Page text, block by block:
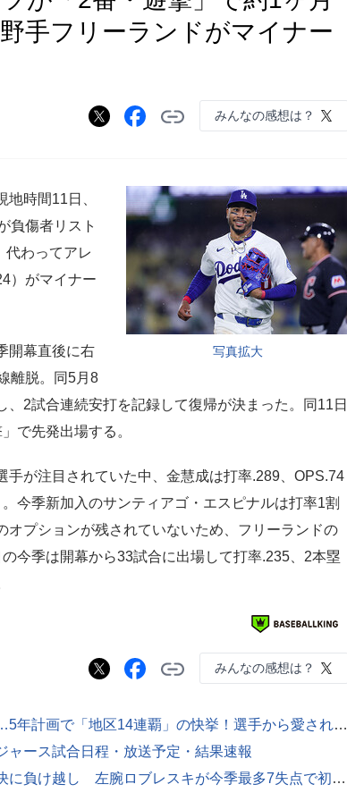
手フリーランドがマイナー
みんなの感想は？
写真拡大
時間11日、
負傷者リスト
代わってアレ
）がマイナー
開幕直後に右
離脱。同5月8
、2試合連続安打を記録して復帰が決まった。同11日
で先発出場する。
が注目されていた中、金慧成は打率.289、OPS.74
今季新加入のサンティアゴ・エスピナルは打率1割
オプションが残されていないため、フリーランドの
今季は開幕から33試合に出場して打率.235、2本塁
みんなの感想は？
常勝軍団築いた名指揮官が死去…5年計画で「地区14連覇」の快挙！選手から愛されたワケとは
ャース試合日程・放送予定・結果速報
ドジャース、連敗で地区首位対決に負け越し 左腕ロブレスキが今季最多7失点で初黒星 大谷翔平は4戦ぶりノーヒット